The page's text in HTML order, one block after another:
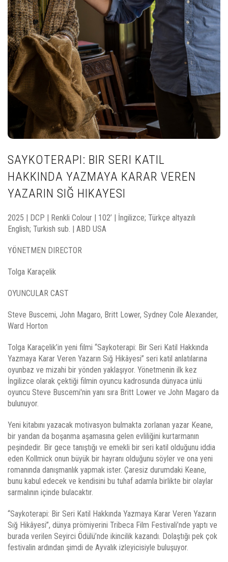
SAYKOTERAPI: BIR SERI KATIL
HAKKINDA YAZMAYA KARAR VEREN
YAZARIN SIĞ HIKAYESI
2025 | DCP | Renkli Colour | 102’ | İngilizce; Türkçe altyazılı
English; Turkish sub. | ABD USA
YÖNETMEN DIRECTOR
Tolga Karaçelik
OYUNCULAR CAST
Steve Buscemi, John Magaro, Britt Lower, Sydney Cole Alexander,
Ward Horton
Tolga Karaçelik’in yeni filmi “Saykoterapi: Bir Seri Katil Hakkında
Yazmaya Karar Veren Yazarın Sığ Hikâyesi” seri katil anlatılarına
oyunbaz ve mizahi bir yönden yaklaşıyor. Yönetmenin ilk kez
İngilizce olarak çektiği filmin oyuncu kadrosunda dünyaca ünlü
oyuncu Steve Buscemi'nin yanı sıra Britt Lower ve John Magaro da
bulunuyor.
Yeni kitabını yazacak motivasyon bulmakta zorlanan yazar Keane,
bir yandan da boşanma aşamasına gelen evliliğini kurtarmanın
peşindedir. Bir gece tanıştığı ve emekli bir seri katil olduğunu iddia
eden Kollmick onun büyük bir hayranı olduğunu söyler ve ona yeni
romanında danışmanlık yapmak ister. Çaresiz durumdaki Keane,
bunu kabul edecek ve kendisini bu tuhaf adamla birlikte bir olaylar
sarmalının içinde bulacaktır.
“Saykoterapi: Bir Seri Katil Hakkında Yazmaya Karar Veren Yazarın
Sığ Hikâyesi”, dünya prömiyerini Tribeca Film Festivali’nde yaptı ve
burada verilen Seyirci Ödülü’nde ikincilik kazandı. Dolaştığı pek çok
festivalin ardından şimdi de Ayvalık izleyicisiyle buluşuyor.